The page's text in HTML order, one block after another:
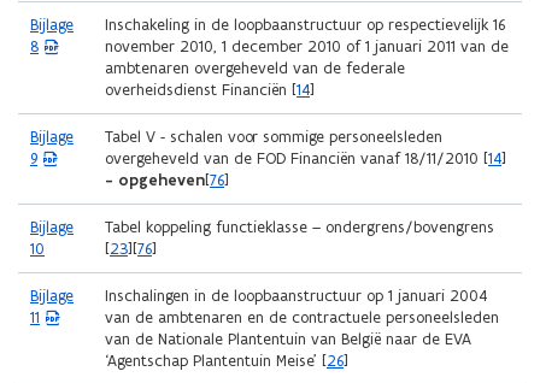
i
e
v
e
n
e
r
)
t
i
n
e
u
w
e
n
s
e
r
)
p
e
n
n
n
i
u
w
v
e
n
s
d
o
n
t
i
n
i
e
u
w
v
Bijlage
8
(
P
b
e
s
n
d
o
e
n
Inschakeling in de loopbaanstructuur op respectievelijk 16
november 2010, 1 december 2010 of 1 januari 2011 van de
ambtenaren overgeheveld van de federale
overheidsdienst Financiën [14]
Bijlage
9
(
P
F
b
e
t
a
n
Tabel V - schalen voor sommige personeelsleden
overgeheveld van de FOD Financiën vanaf 18/11/2010 [14]
- opgeheven[76]
Bijlage
10
Tabel koppeling functieklasse – ondergrens/bovengrens
[23][76]
Bijlage
11
(
P
Inschalingen in de loopbaanstructuur op 1 januari 2004
van de ambtenaren en de contractuele personeelsleden
van de Nationale Plantentuin van België naar de EVA
‘Agentschap Plantentuin Meise’ [26]